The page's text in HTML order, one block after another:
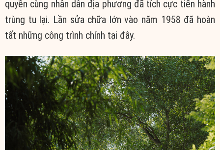
quyền cùng nhân dân địa phương đã tích cực tiến hành
trùng tu lại. Lần sửa chữa lớn vào năm 1958 đã hoàn
tất những công trình chính tại đây.